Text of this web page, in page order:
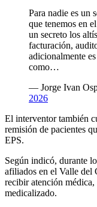
Para nadie es un
que tenemos en
un secreto los
facturación,
adicionalmente
como…
— Jorge Ivan
2026
El interventor también
remisión de pacientes
EPS.
Según indicó, durante
afiliados en el Valle del
recibir atención
medicalizado.